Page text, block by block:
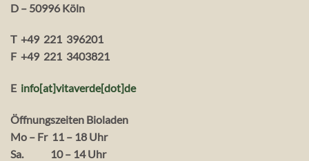
D – 50996 Köln
T +49 221 396201
F +49 221 3403821
E info[at]vitaverde[dot]de
Öffnungszeiten Bioladen
Mo – Fr 11 – 18 Uhr
Sa. 10 – 14 Uhr